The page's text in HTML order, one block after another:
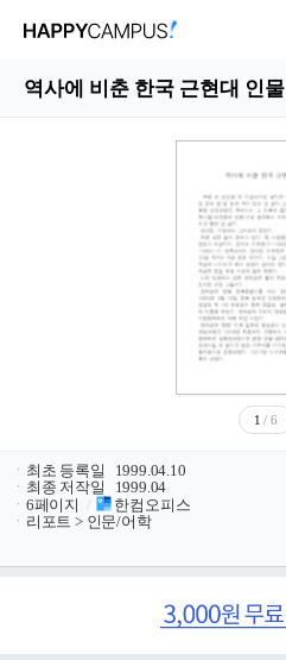
역사에 비춘 한국 근현대 인물
1 / 6
ㆍ 최초 등록일
1999.04.10
ㆍ 최종 저작일
1999.04
ㆍ 6페이지 /
한컴오피스
ㆍ 리포트 > 인문/어학